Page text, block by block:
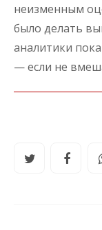
неизменным
было делать
аналитики
— если не